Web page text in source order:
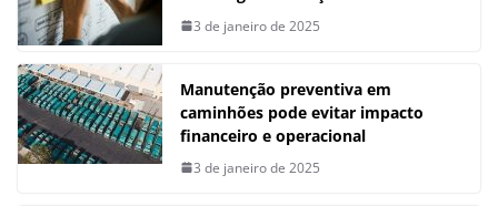
3 de janeiro de 2025
Manutenção preventiva em
caminhões pode evitar impacto
financeiro e operacional
3 de janeiro de 2025